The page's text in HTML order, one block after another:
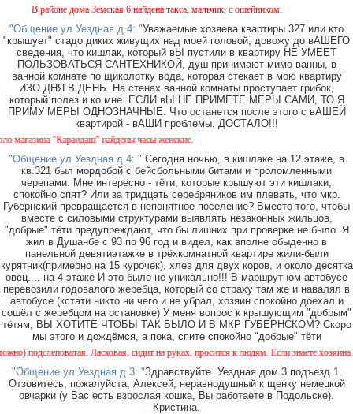
В районе дома Земская 6 найдена такса, мальчик, с ошейником.
"Общение ул Уездная д 4: "Уважаемые хозяева квартиры 327 или кто
"крышует" стадо диких живущих над моей головой, довожу до вАШЕГО
сведения, что кишлак, который вЫ пустили в квартиру НЕ УМЕЕТ
ПОЛЬЗОВАТЬСЯ САНТЕХНИКОЙ, душ принимают мимо ванны, в
ванной комнате по щиколотку вода, которая стекает в мою квартиру
ИЗО ДНЯ В ДЕНЬ. На стенах ванной комнаты проступает грибок,
который полез и ко мне. ЕСЛИ вЫ НЕ ПРИМЕТЕ МЕРЫ САМИ, ТО Я
ПРИМУ МЕРЫ ОДНОЗНАЧНЫЕ. Что останется после этого с вАШЕЙ
квартирой - вАШИ проблемы. ДОСТАЛО!!!
"Карандаш" найдены часы женские.
"Общение ул Уездная д 4: " Сегодня ночью, в кишлаке на 12 этаже, в
кв.321 был мордобой с бейсбольными битами и проломленными
черепами. Мне интересно - тёти, которые крышуют эти кишлаки,
спокойно спят? Или за тридцать серебряников им плевать, что мкр.
Губернский превращается в непонятное поселение? Вместо того, чтобы
вместе с силовыми структурами выявлять незаконных жильцов,
"добрые" тёти предупреждают, что бы лишних при проверке не было. Я
жил в Душанбе с 93 по 96 год и видел, как вполне обыденно в
панельной девятиэтажке в трёхкомнатной квартире жили-были
курятник(примерно на 15 курочек), хлев для двух коров, и около десятка
овец.... на 4 этаже И это было не уникально!!! В маршрутном автобусе
перевозили годовалого жеребца, который со страху там же и навалял в
автобусе (кстати никто ни чего и не убрал, хозяин спокойно доехал и
сошёл с жеребцом на остановке) У меня вопрос к крышующим "добрым"
тётям, ВЫ ХОТИТЕ ЧТОБЫ ТАК БЫЛО И В МКР ГУБЕРНСКОМ? Скоро
мы этого и дождёмся, а пока, спите спокойно "добрые" тёти
Ласковая, сидит на руках, просится к людям. Если знаете хозяина -
"Общение ул Уездная д 3: "Здравствуйте. Уездная дом 3 подъезд 1.
Отзовитесь, пожалуйста, Алексей, неравнодушный к щенку немецкой
овчарки (у Вас есть взрослая кошка, Вы работаете в Подольске).
Кристина.